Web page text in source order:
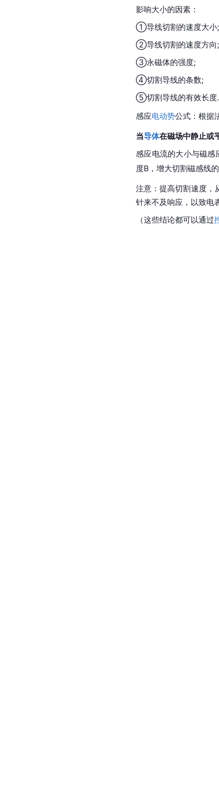
影响大小的因素：
①导线切割的速度大小;
②导线切割的速度方向;
③永磁体的强度;
④切割导线的条数;
⑤切割导线的有效长度.
感应电动势公式：根据
当导体在磁场中静止或
感应电流的大小与磁感
度B，增大切割磁感线
注意：提高切割速度，
针来不及响应，以致电
（这些结论都可以通过